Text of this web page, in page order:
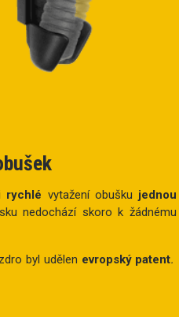
rychlé vytažení obušku jednou
nedochází skoro k žádnému
byl udělen evropský patent.